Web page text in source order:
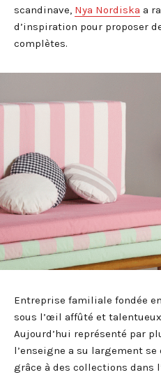
scandinave, Nya Nordiska a
d’inspiration pour proposer
complètes.
Entreprise familiale fondée
sous l’œil affûté et talentueux
Aujourd’hui représenté par
l’enseigne a su largement
grâce à des collections dans